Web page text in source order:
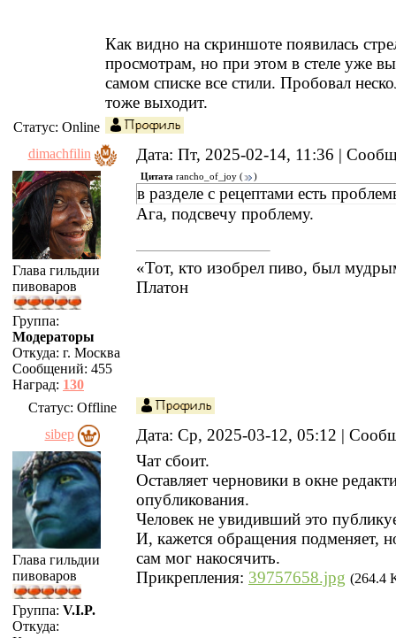
Как видно на скриншоте появилась
просмотрам, но при этом в стеле уже
самом списке все стили. Пробовал
тоже выходит.
Статус: Online
dimachfilin
Дата: Пт, 2025-02-14, 11:36 |
Глава гильдии
пивоваров
Группа:
Модераторы
Откуда: г. Москва
Сообщений: 455
Наград: 130
Цитата rancho_of_joy ( )
в разделе с рецептами есть
Ага, подсвечу проблему.
«Тот, кто изобрел пиво, был
Платон
Статус: Offline
sibep
Дата: Ср, 2025-03-12, 05:12 |
Глава гильдии
пивоваров
Группа: V.I.P.
Откуда:
Чат сбоит.
Оставляет черновики в окне
опубликования.
Человек не увидивший это
И, кажется обращения подменяет,
сам мог накосячить.
Прикрепления: 39757658.jpg (264.4